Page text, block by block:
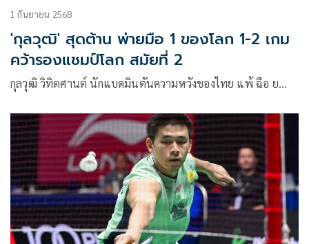
1 กันยายน 2568
'กุลวุฒิ' สุดต้าน พ่ายมือ 1 ของโลก 1-2 เกม
คว้ารองแชมป์โลก สมัยที่ 2
กุลวุฒิ วิทิตศานต์ นักแบดมินตันความหวังของไทย แพ้ ฉือ ย…